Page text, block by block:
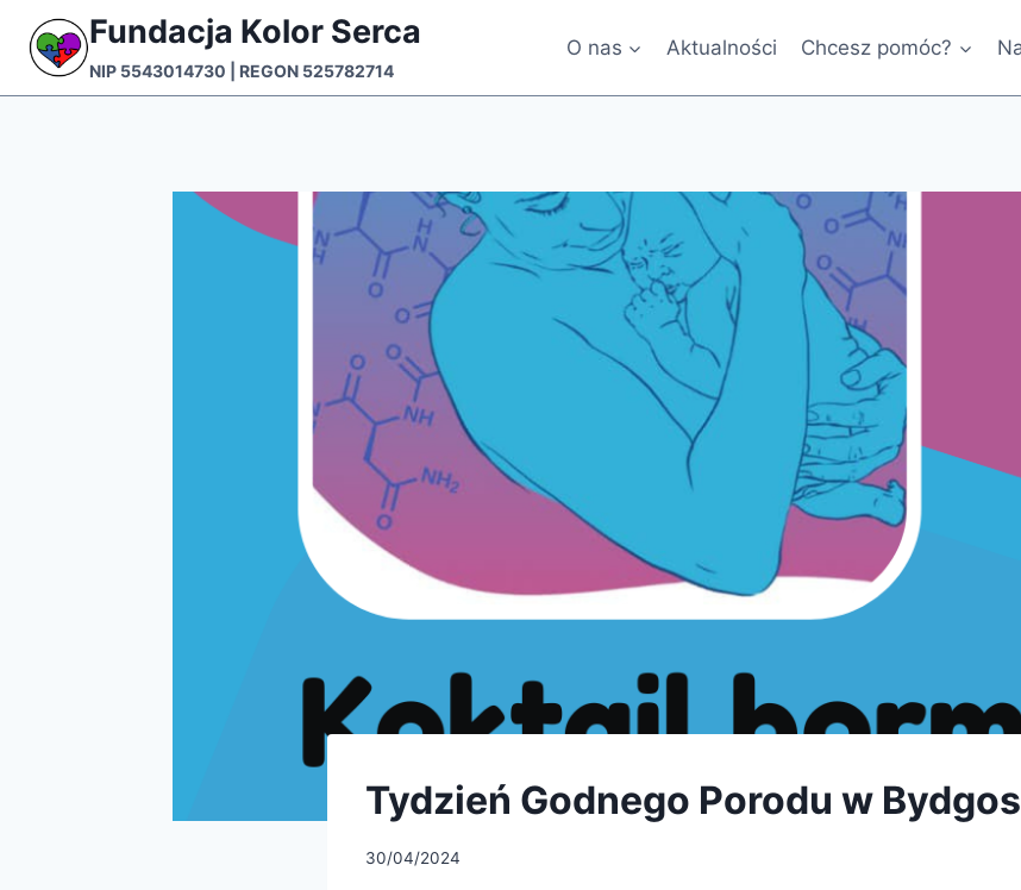
Przejdź
treści
Fundacja Kolor Serca
NIP 5543014730 | REGON 525782714
O nas Aktualności Chcesz pomóc?
Tydzień Godnego Porodu w
30/04/2024